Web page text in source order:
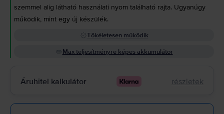
szemmel alig látható használati nyom található rajta. Ugyanúgy
működik, mint egy új készülék.
Tökéletesen működik
Max teljesítményre képes akkumulátor
Áruhitel kalkulátor részletek